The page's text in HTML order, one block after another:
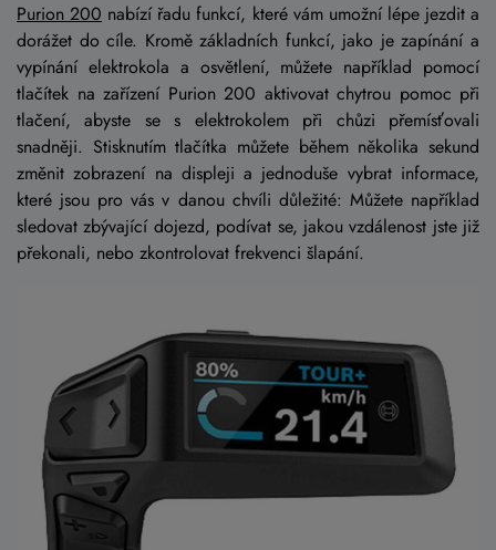
Purion 200 nabízí řadu funkcí, které vám umožní lépe jezdit a
dorážet do cíle. Kromě základních funkcí, jako je zapínání a
vypínání elektrokola a osvětlení, můžete například pomocí
tlačítek na zařízení Purion 200 aktivovat chytrou pomoc při
tlačení, abyste se s elektrokolem při chůzi přemísťovali
snadněji. Stisknutím tlačítka můžete během několika sekund
změnit zobrazení na displeji a jednoduše vybrat informace,
které jsou pro vás v danou chvíli důležité: Můžete například
sledovat zbývající dojezd, podívat se, jakou vzdálenost jste již
překonali, nebo zkontrolovat frekvenci šlapání.